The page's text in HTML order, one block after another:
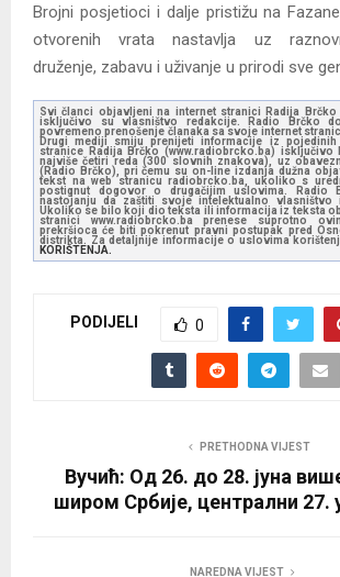
Brojni posjetioci i dalje pristižu na
otvorenih vrata nastavlja uz
druženje, zabavu i uživanje u prirodi sve
Svi članci objavljeni na internet stranici Radija Brčko
isključivo su vlasništvo redakcije. Radio Brčko
povremeno prenošenje članaka sa svoje internet
Drugi mediji smiju prenijeti informacije iz pojedinih
stranice Radija Brčko (www.radiobrcko.ba)
najviše četiri reda (300 slovnih znakova), uz
(Radio Brčko), pri čemu su on-line izdanja dužna
tekst na web stranicu radiobrcko.ba, ukoliko s
postignut dogovor o drugačijim uslovima. Radio
nastojanju da zaštiti svoje intelektualno vlasništvo
Ukoliko se bilo koji dio teksta ili informacija iz teksta
stranici www.radiobrcko.ba prenese suprotno
prekršioca će biti pokrenut pravni postupak pred
distrikta. Za detaljnije informacije o uslovima
KORIŠTENJA.
PODIJELI 0
PRETHODNA VIJEST
Вучић: Од 26. до 28. јуна
широм Србије, централни 27.
NAREDNA VIJEST